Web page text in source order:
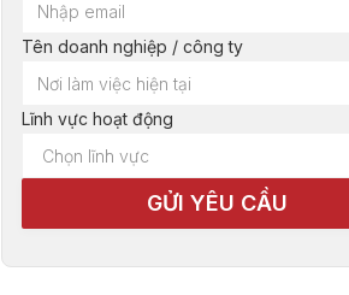
Tên doanh nghiệp / công ty
Lĩnh vực hoạt động